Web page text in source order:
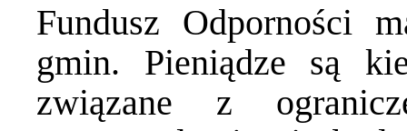
Fundusz Odporności
gmin. Pieniądze są
związane z